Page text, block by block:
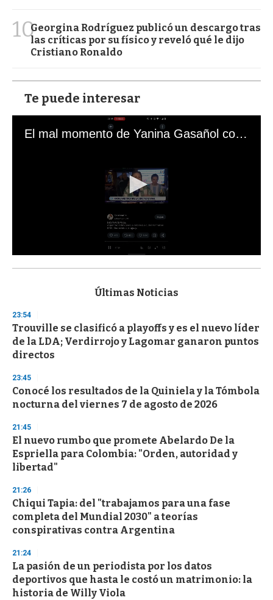
10Georgina Rodríguez publicó un descargo tras
las críticas por su físico y reveló qué le dijo
Cristiano Ronaldo
Te puede interesar
El mal momento de Yanina Gasañol con un hincha argentino en "Subrayado"
s
d
s
o
f
3
s
e
c
o
d
s
Últimas Noticias
23:54
Trouville se clasificó a playoffs y es el nuevo líder
de la LDA; Verdirrojo y Lagomar ganaron puntos
directos
23:45
Conocé los resultados de la Quiniela y la Tómbola
nocturna del viernes 7 de agosto de 2026
21:45
El nuevo rumbo que promete Abelardo De la
Espriella para Colombia: "Orden, autoridad y
libertad"
21:26
Chiqui Tapia: del "trabajamos para una fase
completa del Mundial 2030" a teorías
conspirativas contra Argentina
21:24
La pasión de un periodista por los datos
deportivos que hasta le costó un matrimonio: la
historia de Willy Viola